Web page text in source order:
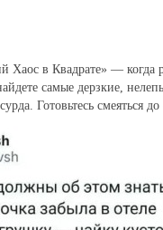
Хаос в Квадрате» — когда
самые дерзкие,
Готовьтесь смеяться